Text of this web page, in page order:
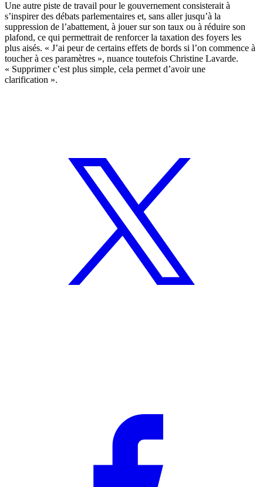
Une autre piste de travail pour le gouvernement consisterait à
s’inspirer des débats parlementaires et, sans aller jusqu’à la
suppression de l’abattement, à jouer sur son taux ou à réduire son
plafond, ce qui permettrait de renforcer la taxation des foyers les
plus aisés. « J’ai peur de certains effets de bords si l’on commence à
toucher à ces paramètres », nuance toutefois Christine Lavarde.
« Supprimer c’est plus simple, cela permet d’avoir une
clarification ».